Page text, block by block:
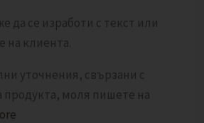
да се изработи с текст или
на клиента.
уточнения, свързани с
продукта, моля пишете на